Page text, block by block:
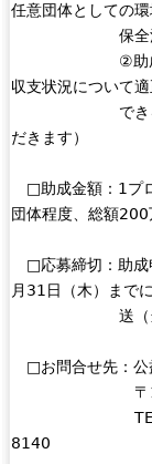
任意団体としての
保全活動実
②助成対象と
収支状況について
できること（
だきます）
□助成金額：1プ
団体程度、総額200
□応募締切：助成
月31日（木）まで
送（当日消印
□お問合せ先：公
〒160-8338
TEL：03-
8140